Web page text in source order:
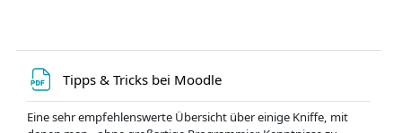
Tipps & Tricks bei Moodle
Eine sehr empfehlenswerte Übersicht über einige Kniffe, mit